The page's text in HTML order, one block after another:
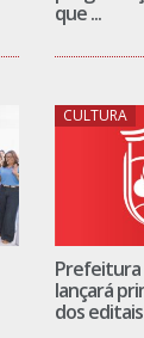
Prefeitura
lançará
dos
EDUCAÇÃO